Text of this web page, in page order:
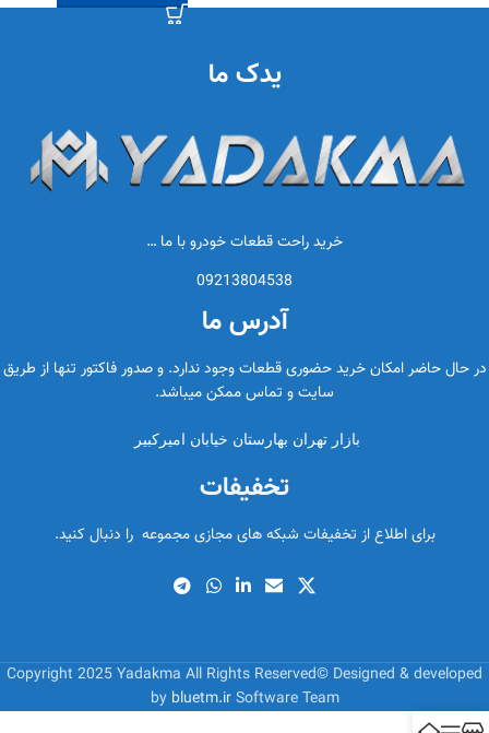
یدک ما
خرید راحت قطعات خودرو با ما …
09213804538
آدرس ما
در حال حاضر امکان خرید حضوری قطعات وجود ندارد. و صدور فاکتور تنها از طریق
سایت و تماس ممکن میباشد.
بازار تهران بهارستان خیابان امیرکبیر
تخفیفات
برای اطلاع از تخفیفات شبکه های مجازی مجموعه را دنبال کنید.
Copyright 2025 Yadakma All Rights Reserved© Designed & developed
by bluetm.irSoftware Team